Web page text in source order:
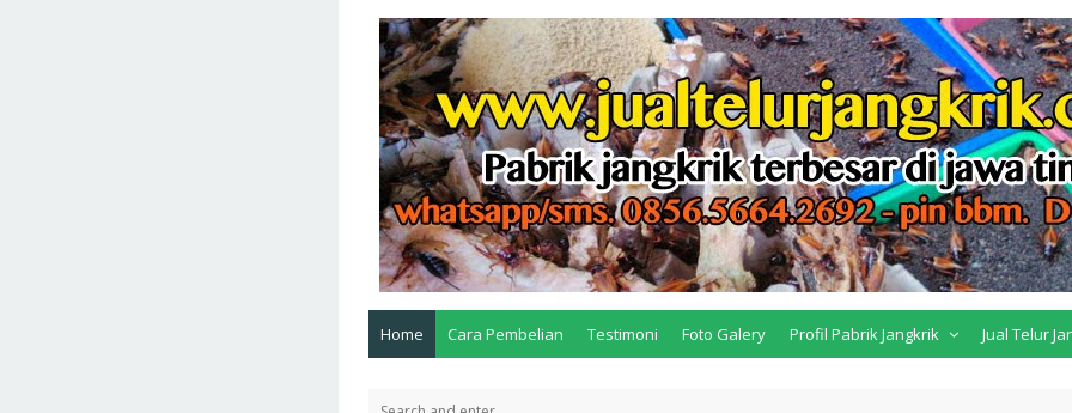
Home Cara Pembelian Testimoni Foto Galery Profil Pabrik Jangkrik Jual Telur